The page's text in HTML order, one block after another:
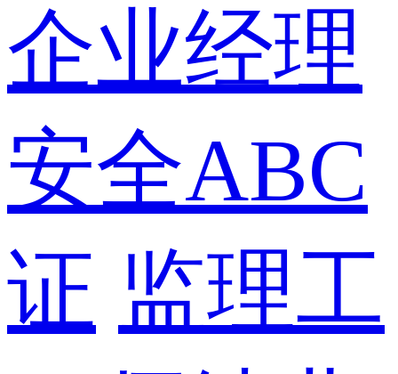
企业经理
安全ABC
证 监理工